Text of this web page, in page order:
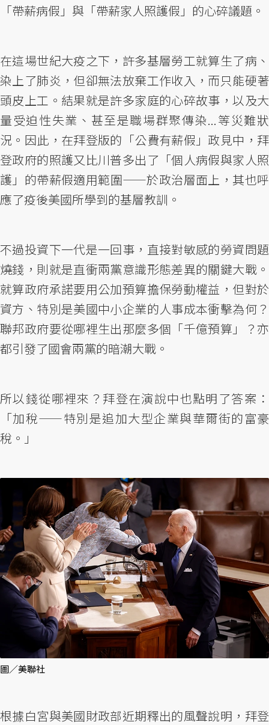
「帶薪病假」與「帶薪家人照護假」的心碎議題。
在這場世紀大疫之下，許多基層勞工就算生了病、
染上了肺炎，但卻無法放棄工作收入，而只能硬著
頭皮上工。結果就是許多家庭的心碎故事，以及大
量受迫性失業、甚至是職場群聚傳染...等災難狀
況。因此，在拜登版的「公費有薪假」政見中，拜
登政府的照護又比川普多出了「個人病假與家人照
護」的帶薪假適用範圍——於政治層面上，其也呼
應了疫後美國所學到的基層教訓。
不過投資下一代是一回事，直接對敏感的勞資問題
燒錢，則就是直衝兩黨意識形態差異的關鍵大戰。
就算政府承諾要用公加預算擔保勞動權益，但對於
資方、特別是美國中小企業的人事成本衝擊為何？
聯邦政府要從哪裡生出那麼多個「千億預算」？亦
都引發了國會兩黨的暗潮大戰。
所以錢從哪裡來？拜登在演說中也點明了答案：
「加稅——特別是追加大型企業與華爾街的富豪
稅。」
圖／美聯社
根據白宮與美國財政部近期釋出的風聲說明，拜登